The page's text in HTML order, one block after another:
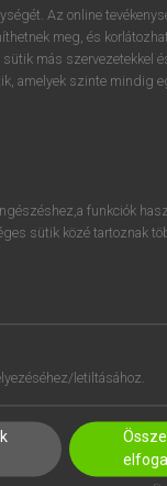
Az online
meg, és
más szervezetekkel
amelyek szinte mindig
funkciók
sütik közé tartoznak
letiltásához.